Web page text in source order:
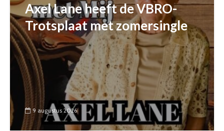
Axel Lane heeft de VBRO-
Trotsplaat met zomersingle
9 augustus 2026